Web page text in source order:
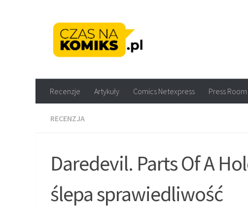
Recenzje Artykuły Comics Netexpress Press Room
RECENZJA
Daredevil. Parts Of A
ślepa sprawiedliwość